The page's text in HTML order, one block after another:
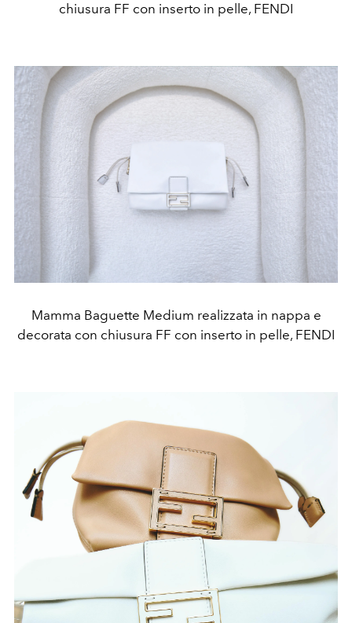
chiusura FF con inserto in pelle, FENDI
Mamma Baguette Medium realizzata in nappa e
decorata con chiusura FF con inserto in pelle, FENDI